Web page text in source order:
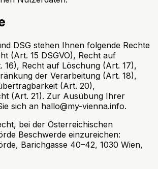
DSG stehen Ihnen folgende Rechte
(Art. 15 DSGVO), Recht auf
16), Recht auf Löschung (Art. 17),
der Verarbeitung (Art. 18),
(Art. 20),
(Art. 21). Zur Ausübung Ihrer
sich an hallo@my-vienna.info.
bei der Österreichischen
Beschwerde einzureichen:
Barichgasse 40–42, 1030 Wien,